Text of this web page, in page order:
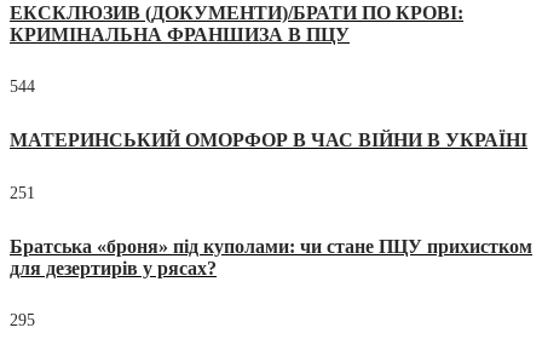
ЕКСКЛЮЗИВ (ДОКУМЕНТИ)/БРАТИ ПО КРОВІ:
КРИМІНАЛЬНА ФРАНШИЗА В ПЦУ
544
МАТЕРИНСЬКИЙ ОМОРФОР В ЧАС ВІЙНИ В УКРАЇНІ
251
Братська «броня» під куполами: чи стане ПЦУ прихистком
для дезертирів у рясах?
295